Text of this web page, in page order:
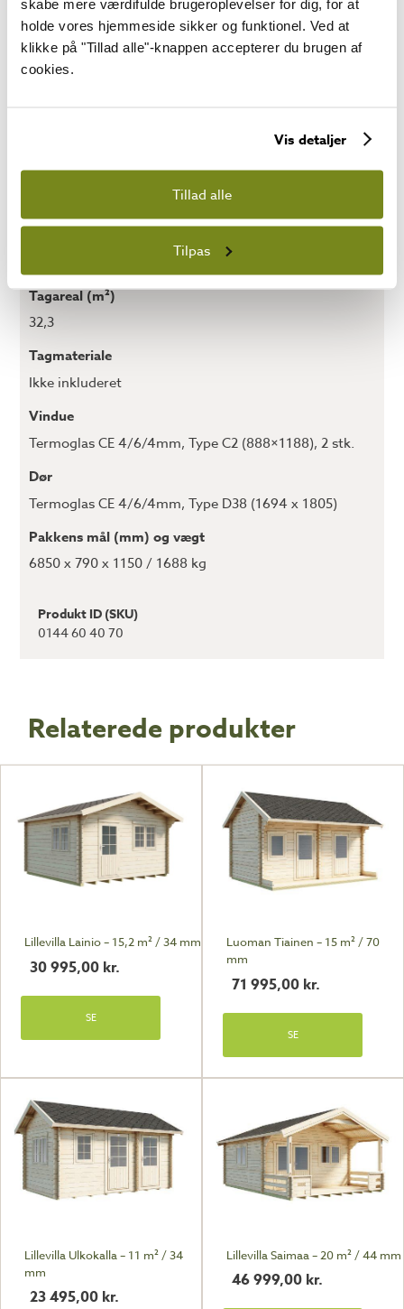
skabe mere værdifulde brugeroplevelser for dig, for at
holde vores hjemmeside sikker og funktionel. Ved at
klikke på "Tillad alle"-knappen accepterer du brugen af
cookies.
Vis detaljer
Tillad alle
Tilpas
6000 x 4000
Vægtykkelse (mm)
Sidevæg højde (mm)
Tagareal (m²)
32,3
Tagmateriale
Ikke inkluderet
Vindue
Termoglas CE 4/6/4mm, Type C2 (888×1188), 2 stk.
Dør
Termoglas CE 4/6/4mm, Type D38 (1694 x 1805)
Pakkens mål (mm) og vægt
6850 x 790 x 1150 / 1688 kg
Produkt ID (SKU)
0144 60 40 70
Relaterede produkter
Lillevilla Lainio – 15,2 m² / 34 mm
30 995,00 kr.
SE
Luoman Tiainen – 15 m² / 70
mm
71 995,00 kr.
SE
Lillevilla Ulkokalla – 11 m² / 34
mm
23 495,00 kr.
Lillevilla Saimaa – 20 m² / 44 mm
46 999,00 kr.